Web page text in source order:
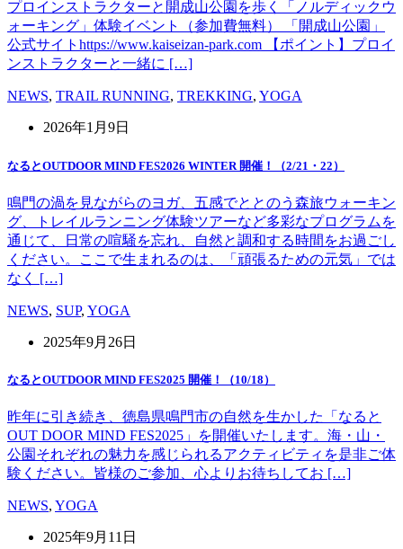
プロインストラクターと開成山公園を歩く「ノルディックウ
ォーキング」体験イベント（参加費無料） 「開成山公園」
公式サイトhttps://www.kaiseizan-park.com 【ポイント】プロイ
ンストラクターと一緒に […]
NEWS, TRAIL RUNNING, TREKKING, YOGA
2026年1月9日
なるとOUTDOOR MIND FES2026 WINTER 開催！（2/21・22）
鳴門の渦を見ながらのヨガ、五感でととのう森旅ウォーキン
グ、トレイルランニング体験ツアーなど多彩なプログラムを
通じて、日常の喧騒を忘れ、自然と調和する時間をお過ごし
ください。ここで生まれるのは、「頑張るための元気」では
なく […]
NEWS, SUP, YOGA
2025年9月26日
なるとOUTDOOR MIND FES2025 開催！（10/18）
昨年に引き続き、徳島県鳴門市の自然を生かした「なると
OUT DOOR MIND FES2025」を開催いたします。海・山・
公園それぞれの魅力を感じられるアクティビティを是非ご体
験ください。皆様のご参加、心よりお待ちしてお […]
NEWS, YOGA
2025年9月11日